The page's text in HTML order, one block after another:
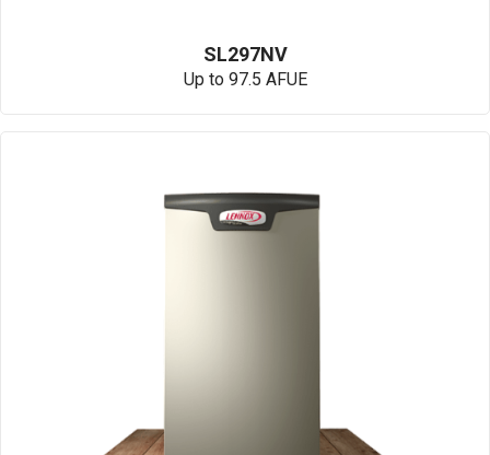
SL297NV
Up to 97.5 AFUE